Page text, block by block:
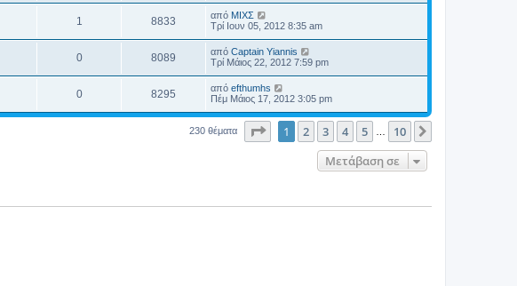
1 8833 από ΜΙΧΣ
Τρί Ιουν 05, 2012 8:35 am
0 8089 από Captain Yiannis
Τρί Μάιος 22, 2012 7:59 pm
0 8295 από efthumhs
Πέμ Μάιος 17, 2012 3:05 pm
230 θέματα Σελίδα1 από 10
1 2 3 4 5 … 10
Μετάβαση σε